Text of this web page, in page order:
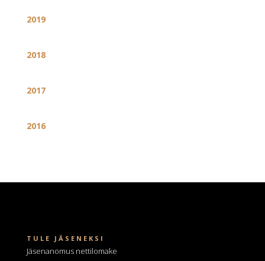
2019
2018
2017
2016
TULE JÄSENEKSI
Jäsenanomus nettilomake